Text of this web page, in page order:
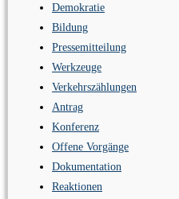
Demokratie
Bildung
Pressemitteilung
Werkzeuge
Verkehrszählungen
Antrag
Konferenz
Offene Vorgänge
Dokumentation
Reaktionen